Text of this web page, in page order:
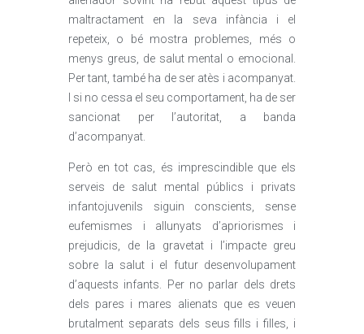
maltractament en la seva infància i el
repeteix, o bé mostra problemes, més o
menys greus, de salut mental o emocional.
Per tant, també ha de ser atès i acompanyat.
I si no cessa el seu comportament, ha de ser
sancionat per l’autoritat, a banda
d’acompanyat.
Però en tot cas, és imprescindible que els
serveis de salut mental públics i privats
infantojuvenils siguin conscients, sense
eufemismes i allunyats d’apriorismes i
prejudicis, de la gravetat i l’impacte greu
sobre la salut i el futur desenvolupament
d’aquests infants. Per no parlar dels drets
dels pares i mares alienats que es veuen
brutalment separats dels seus fills i filles, i